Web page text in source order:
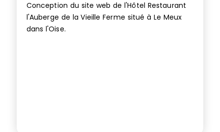
Conception du site web de l'Hôtel Restaurant
l'Auberge de la Vieille Ferme situé à Le Meux
dans l'Oise.